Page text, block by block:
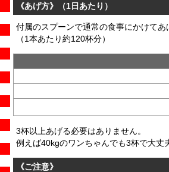
《あげ方》（1日あたり）
付属のスプーンで通常の食事にかけてあ
（1本あたり約120杯分）
3杯以上あげる必要はありません。
例えば40kgのワンちゃんでも3杯で大丈
《ご注意》